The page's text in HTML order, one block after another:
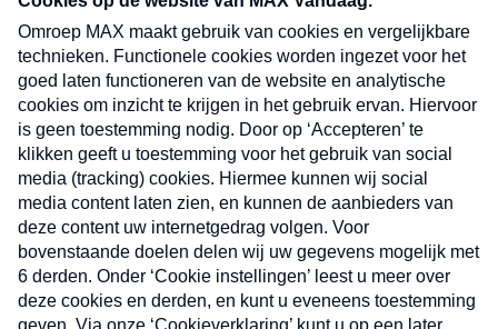
nieuwsbrief. Elke vrijdag- en dinsdagochtend in
uw mailbox.
Verzend
Nieuwsbrief